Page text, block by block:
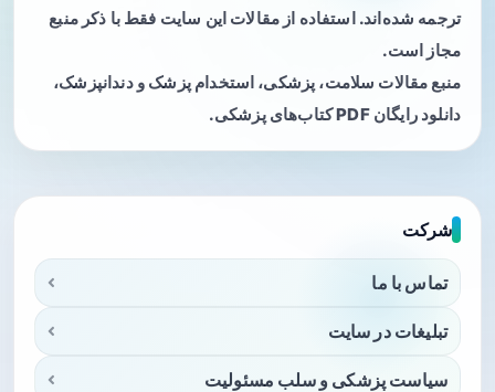
ترجمه شده‌اند. استفاده از مقالات این سایت فقط با ذکر منبع
مجاز است.
منبع مقالات سلامت، پزشکی، استخدام پزشک و دندانپزشک،
دانلود رایگان PDF کتاب‌های پزشکی.
شرکت
تماس با ما
تبلیغات در سایت
سیاست پزشکی و سلب مسئولیت